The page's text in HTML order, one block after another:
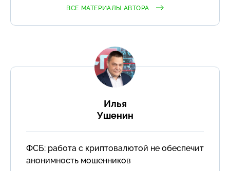
ВСЕ МАТЕРИАЛЫ АВТОРА
Илья
Ушенин
ФСБ: работа с криптовалютой не обеспечит
анонимность мошенников